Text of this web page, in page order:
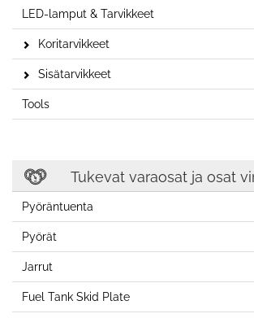
LED-lamput & Tarvikkeet
Koritarvikkeet
Sisätarvikkeet
Tools
Tukevat varaosat ja osat
Pyöräntuenta
Pyörät
Jarrut
Fuel Tank Skid Plate